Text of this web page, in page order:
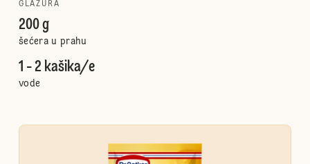
GLAZURA
200 g
šećera u prahu
1 - 2 kašika/e
vode